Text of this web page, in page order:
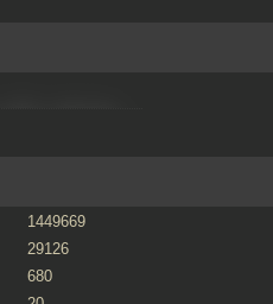
1449669
29126
680